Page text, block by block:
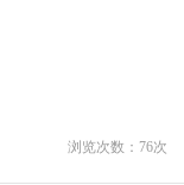
浏览次数： 76次